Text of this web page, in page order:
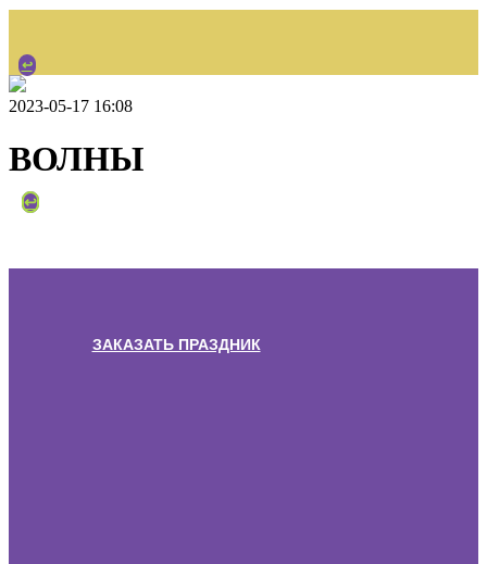
↩
НАЗАД
↩
2023-05-17 16:08
ВОЛНЫ
ЗАКАЗАТЬ ПРАЗДНИК